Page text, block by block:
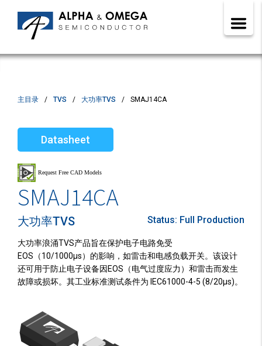
主目录 TVS 大功率TVS SMAJ14CA
Datasheet
SMAJ14CA
大功率TVS Status: Full Production
大功率浪涌TVS产品旨在保护电子电路免受
EOS（10/1000µs）的影响，如雷击和电感负载开关。该设计
还可用于防止电子设备因EOS（电气过度应力）和雷击而发生
故障或损坏。其工业标准测试条件为 IEC61000-4-5 (8/20µs)。